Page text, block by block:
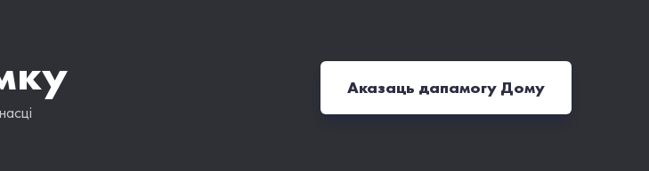
Аказаць дапамогу Дому